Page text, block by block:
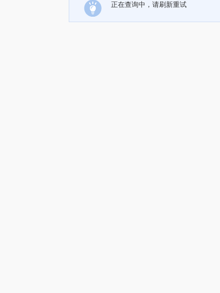
正在查询中，请刷新重试